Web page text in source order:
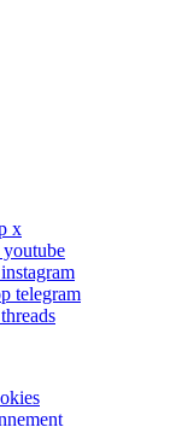
x
telegram